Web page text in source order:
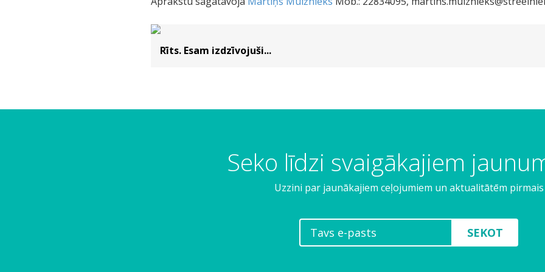
Rīts. Esam izdzīvojuši...
Seko līdzi svaigākajiem
Uzzini par jaunākajiem ceļojumiem un aktualitātēm pirmais
SEKOT